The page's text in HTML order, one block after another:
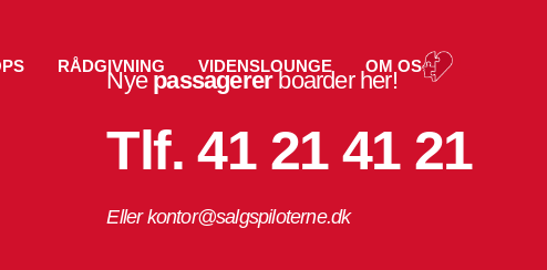
RÅDGIVNING VIDENSLOUNGE OM OS
Nyepassagererboarder her!
Tlf. 41 21 41 21
Eller kontor@salgspiloterne.dk